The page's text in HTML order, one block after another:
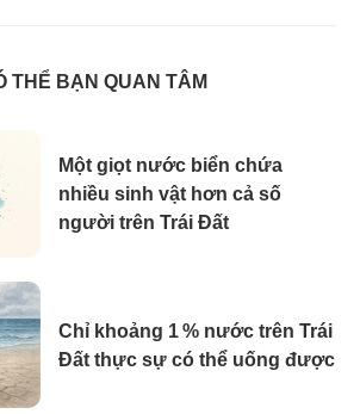
THỂ BẠN QUAN TÂM
Một giọt nước biển chứa
nhiều sinh vật hơn cả số
người trên Trái Đất
Chỉ khoảng 1 % nước trên Trái
Đất thực sự có thể uống được